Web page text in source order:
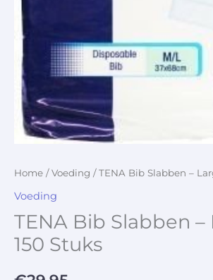
Home /Voeding / TENA Bib Slabben –
Voeding
TENA Bib Slabben –
150 Stuks